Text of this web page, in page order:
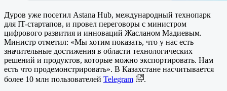
Дуров уже посетил Astana Hub, международный технопарк
для IT-стартапов, и провел переговоры с министром
цифрового развития и инноваций Жасланом Мадиевым.
Министр отметил: «Мы хотим показать, что у нас есть
значительные достижения в области технологических
решений и продуктов, которые можно экспортировать. Нам
есть что продемонстрировать». В Казахстане насчитывается
более 10 млн пользователей Telegram
.